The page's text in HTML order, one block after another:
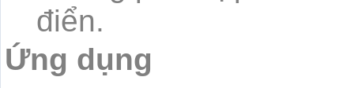
điển.
Ứng dụng